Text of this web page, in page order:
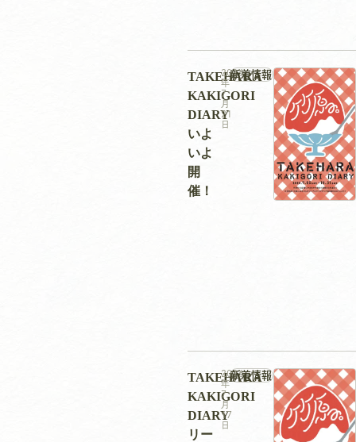
TAKEHARA
KAKIGORI
DIARY
いよ
いよ
開
催！
2026
年
7
月
21
日
新着情報
TAKEHARA
KAKIGORI
DIARY
リー
2026
年
7
月
17
日
新着情報